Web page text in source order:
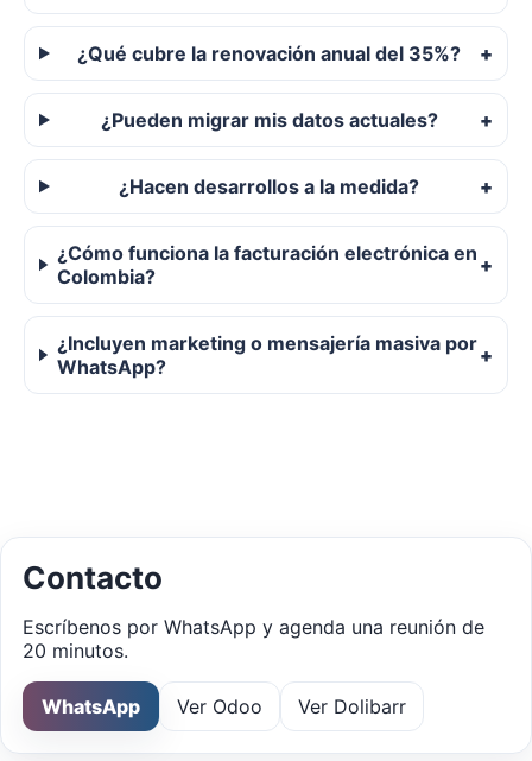
¿Qué cubre la renovación anual del 35%?
¿Pueden migrar mis datos actuales?
¿Hacen desarrollos a la medida?
¿Cómo funciona la facturación electrónica en
Colombia?
¿Incluyen marketing o mensajería masiva por
WhatsApp?
Contacto
Escríbenos por WhatsApp y agenda una reunión de
20 minutos.
WhatsApp Ver Odoo Ver Dolibarr